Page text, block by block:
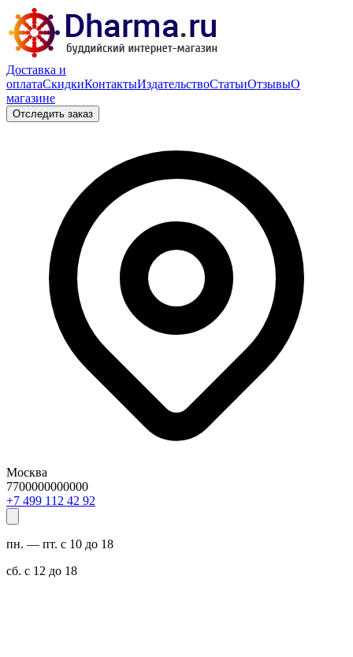
Доставка и
оплатаСкидкиКонтактыИздательствоСтатьиОтзывыО
магазине
Отследить заказ
Москва
7700000000000
29 24 211 994 7+
пн. — пт. с 10 до 18
сб. с 12 до 18